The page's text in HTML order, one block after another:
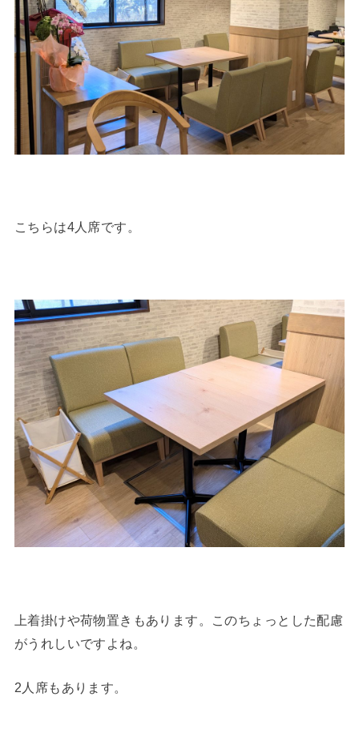
こちらは4人席です。
上着掛けや荷物置きもあります。このちょっとした配慮
がうれしいですよね。
2人席もあります。